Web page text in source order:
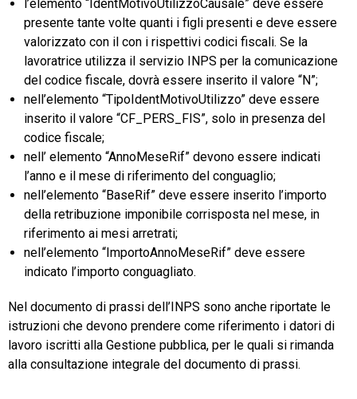
l’elemento “IdentMotivoUtilizzoCausale” deve essere
presente tante volte quanti i figli presenti e deve essere
valorizzato con il con i rispettivi codici fiscali. Se la
lavoratrice utilizza il servizio INPS per la comunicazione
del codice fiscale, dovrà essere inserito il valore “N”;
nell’elemento “TipoIdentMotivoUtilizzo” deve essere
inserito il valore “CF_PERS_FIS”, solo in presenza del
codice fiscale;
nell’ elemento “AnnoMeseRif” devono essere indicati
l’anno e il mese di riferimento del conguaglio;
nell’elemento “BaseRif” deve essere inserito l’importo
della retribuzione imponibile corrisposta nel mese, in
riferimento ai mesi arretrati;
nell’elemento “ImportoAnnoMeseRif” deve essere
indicato l’importo conguagliato.
Nel documento di prassi dell’INPS sono anche riportate le
istruzioni che devono prendere come riferimento i datori di
lavoro iscritti alla Gestione pubblica, per le quali si rimanda
alla consultazione integrale del documento di prassi.